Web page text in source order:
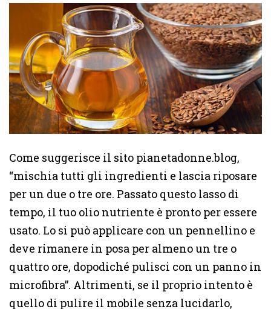
Come suggerisce il sito pianetadonne.blog,
“mischia tutti gli ingredienti e lascia riposare
per un due o tre ore. Passato questo lasso di
tempo, il tuo olio nutriente è pronto per essere
usato. Lo si può applicare con un pennellino e
deve rimanere in posa per almeno un tre o
quattro ore, dopodiché pulisci con un panno in
microfibra”. Altrimenti, se il proprio intento è
quello di pulire il mobile senza lucidarlo,